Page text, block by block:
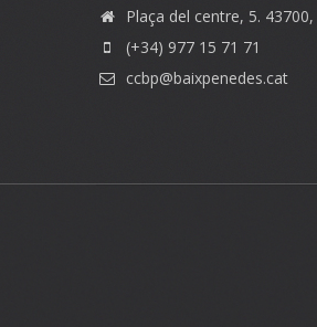
Plaça del centre, 5.
(+34) 977 15 71 71
ccbp@baixpenedes.cat